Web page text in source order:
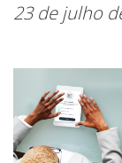
23 de julho